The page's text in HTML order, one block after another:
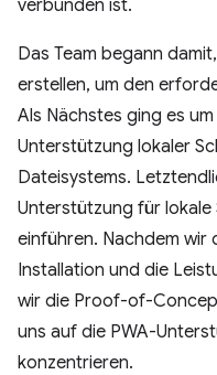
verbunden ist.
Das Team begann
erstellen, um den
Als Nächstes ging es
Unterstützung lokaler
Dateisystems.
Unterstützung für
einführen. Nachdem wir
Installation und die
wir die Proof-of-
uns auf die PWA-
konzentrieren.